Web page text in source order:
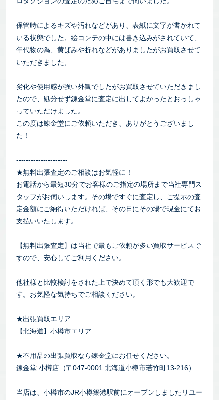
保管時によるキズや汚れなどがあり、表紙に文字が書かれて
いる状態でした。絵コンテの中には書き込みがされていて、
年代物の為、黄ばみや折れなどがありましたがお買取させて
いただきました。
劣化や使用感が強い外観でしたがお買取させていただきまし
たので、処分せず錬金堂に査定に出してよかったとおっしゃ
っていただけました。
この度は錬金堂にご依頼いただき、ありがとうございまし
た！
---------------------
★無料出張査定のご相談はお気軽に！
お電話から最短30分でお客様のご指定の場所まで当社専門ス
タッフがお伺いします。その場ですぐに査定し、ご提示の査
定金額にご納得いただければ、その日にその場で現金にてお
支払いいたします。
【無料出張査定】は当社で最もご依頼が多い買取サービスで
すので、安心してご利用ください。
他社様と比較検討をされた上で決めて頂く形でも大歓迎で
す。お気軽な気持ちでご相談ください。
★出張買取エリア
【北海道】小樽市エリア
★不用品の出張買取なら錬金堂にお任せください。
錬金堂 小樽店（〒047-0001 北海道小樽市若竹町13-216）
当店は、小樽市のJR小樽築港駅前にオープンしましたリユー